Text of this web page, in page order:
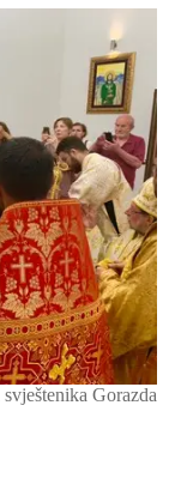
svještenika Gorazda